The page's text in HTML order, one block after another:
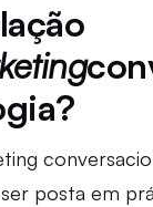
posta em